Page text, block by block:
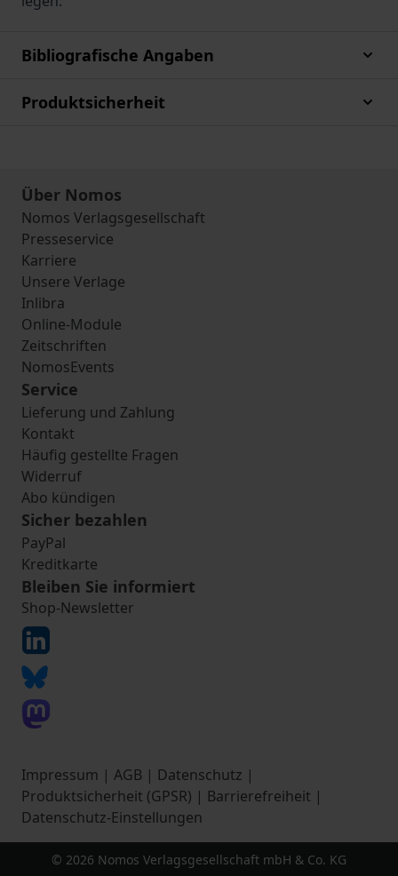
Bibliografische Angaben
Produktsicherheit
Über Nomos
Nomos Verlagsgesellschaft
Presseservice
Karriere
Unsere Verlage
Inlibra
Online-Module
Zeitschriften
NomosEvents
Service
Lieferung und Zahlung
Kontakt
Häufig gestellte Fragen
Widerruf
Abo kündigen
Sicher bezahlen
PayPal
Kreditkarte
Bleiben Sie informiert
Shop-Newsletter
Impressum | AGB | Datenschutz |
Produktsicherheit (GPSR) | Barrierefreiheit |
Datenschutz-Einstellungen
© 2026 Nomos Verlagsgesellschaft mbH & Co. KG